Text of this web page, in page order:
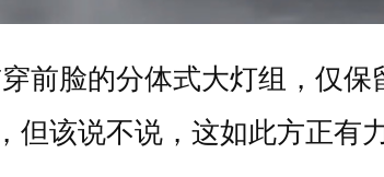
前脸的分体式大灯组，仅
但该说不说，这如此方正有